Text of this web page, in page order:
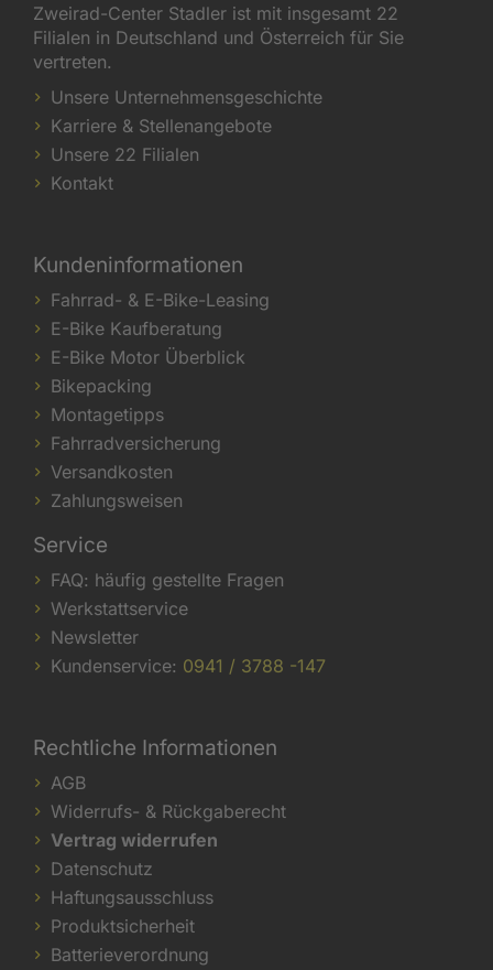
Zweirad-Center Stadler ist mit insgesamt 22
Filialen in Deutschland und Österreich für Sie
vertreten.
Unsere Unternehmensgeschichte
Karriere & Stellenangebote
Unsere 22 Filialen
Kontakt
Kundeninformationen
Fahrrad- & E-Bike-Leasing
E-Bike Kaufberatung
E-Bike Motor Überblick
Bikepacking
Montagetipps
Fahrradversicherung
Versandkosten
Zahlungsweisen
Service
FAQ: häufig gestellte Fragen
Werkstattservice
Newsletter
Kundenservice: 0941 / 3788 -147
Rechtliche Informationen
AGB
Widerrufs- & Rückgaberecht
Vertrag widerrufen
Datenschutz
Haftungsausschluss
Produktsicherheit
Batterieverordnung